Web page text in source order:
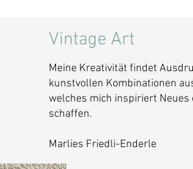
Vintage Art
Meine Kreativität findet
kunstvollen Kombinationen
welches mich inspiriert Neues
schaffen.
Marlies Friedli-Enderle